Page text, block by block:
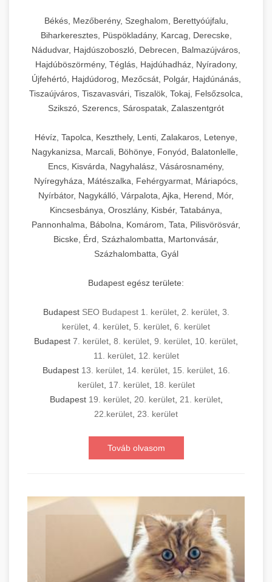
Békés, Mezőberény, Szeghalom, Berettyóújfalu,
Biharkeresztes, Püspökladány, Karcag, Derecske,
Nádudvar, Hajdúszoboszló, Debrecen, Balmazújváros,
Hajdúböszörmény, Téglás, Hajdúhadház, Nyíradony,
Újfehértó, Hajdúdorog, Mezőcsát, Polgár, Hajdúnánás,
Tiszaújváros, Tiszavasvári, Tiszalök, Tokaj, Felsőzsolca,
Szikszó, Szerencs, Sárospatak, Zalaszentgrót
Hévíz, Tapolca, Keszthely, Lenti, Zalakaros, Letenye,
Nagykanizsa, Marcali, Böhönye, Fonyód, Balatonlelle,
Encs, Kisvárda, Nagyhalász, Vásárosnamény,
Nyíregyháza, Mátészalka, Fehérgyarmat, Máriapócs,
Nyírbátor, Nagykálló, Várpalota, Ajka, Herend, Mór,
Kincsesbánya, Oroszlány, Kisbér, Tatabánya,
Pannonhalma, Bábolna, Komárom, Tata, Pilisvörösvár,
Bicske, Érd, Százhalombatta, Martonvásár,
Százhalombatta, Gyál
Budapest egész területe:
Budapest SEO Budapest 1. kerület, 2. kerület, 3.
kerület, 4. kerület, 5. kerület, 6. kerület
Budapest 7. kerület, 8. kerület, 9. kerület, 10. kerület,
11. kerület, 12. kerület
Budapest 13. kerület, 14. kerület, 15. kerület, 16.
kerület, 17. kerület, 18. kerület
Budapest 19. kerület, 20. kerület, 21. kerület,
22.kerület, 23. kerület
Továb olvasom